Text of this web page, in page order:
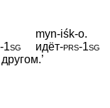
myn-iśk-o.
‑1sg идёт‑prs‑1sg